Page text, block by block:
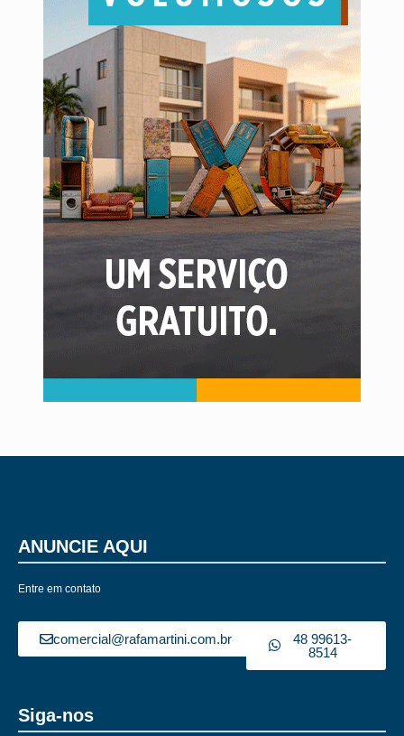
ANUNCIE AQUI
Entre em contato
comercial@rafamartini.com.br
48 99613-
8514
Siga-nos